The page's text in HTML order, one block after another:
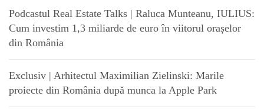
Podcastul Real Estate Talks | Raluca Munteanu, IULIUS:
Cum investim 1,3 miliarde de euro în viitorul orașelor
din România
Exclusiv | Arhitectul Maximilian Zielinski: Marile
proiecte din România după munca la Apple Park